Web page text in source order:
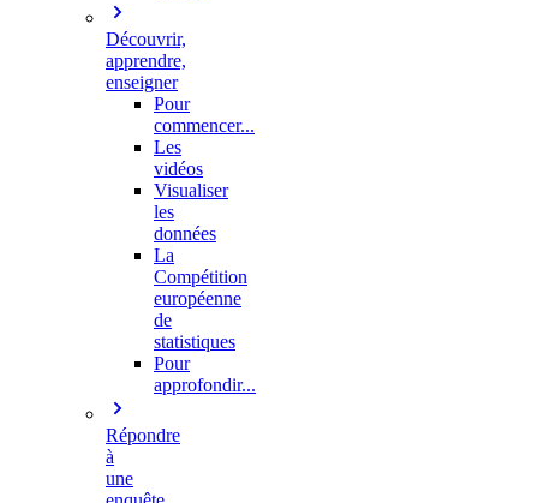
Découvrir,
apprendre,
enseigner
Pour
commencer...
Les
vidéos
Visualiser
les
données
La
Compétition
européenne
de
statistiques
Pour
approfondir...
Répondre
à
une